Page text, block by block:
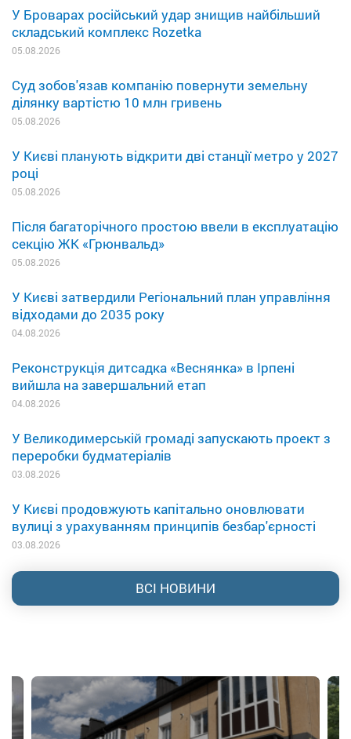
У Броварах російський удар знищив найбільший
складський комплекс Rozetka
05.08.2026
Суд зобов'язав компанію повернути земельну
ділянку вартістю 10 млн гривень
05.08.2026
У Києві планують відкрити дві станції метро у 2027
році
05.08.2026
Після багаторічного простою ввели в експлуатацію
секцію ЖК «Грюнвальд»
05.08.2026
У Києві затвердили Регіональний план управління
відходами до 2035 року
04.08.2026
Реконструкція дитсадка «Веснянка» в Ірпені
вийшла на завершальний етап
04.08.2026
У Великодимерській громаді запускають проект з
переробки будматеріалів
03.08.2026
У Києві продовжують капітально оновлювати
вулиці з урахуванням принципів безбар'єрності
03.08.2026
ВСІ НОВИНИ